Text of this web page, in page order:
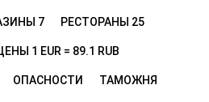
7 РЕСТОРАНЫ 25
1 EUR = 89.1 RUB
ОПАСНОСТИ ТАМОЖНЯ